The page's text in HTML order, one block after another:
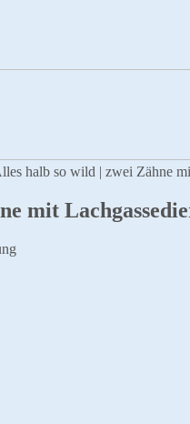
halb so wild | zwei Zähne
mit